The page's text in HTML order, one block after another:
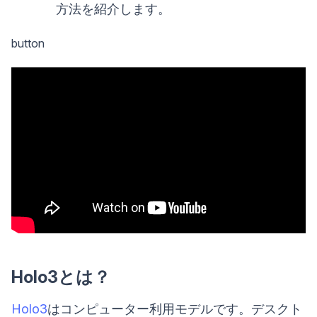
方法を紹介します。
button
Holo3とは？
Holo3はコンピューター利用モデルです。デスクト